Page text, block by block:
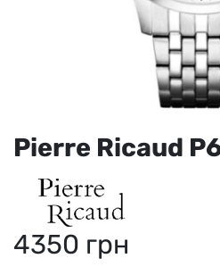
Pierre Ricaud
4350 грн